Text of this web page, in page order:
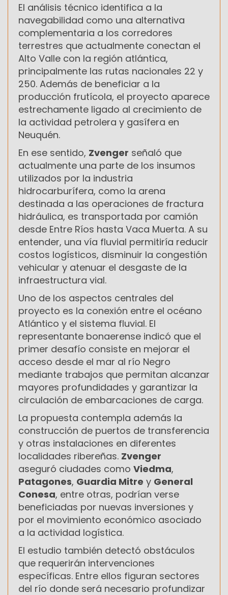
El análisis técnico identifica a la
navegabilidad como una alternativa
complementaria a los corredores
terrestres que actualmente conectan el
Alto Valle con la región atlántica,
principalmente las rutas nacionales 22 y
250. Además de beneficiar a la
producción frutícola, el proyecto aparece
estrechamente ligado al crecimiento de
la actividad petrolera y gasífera en
Neuquén.
En ese sentido, Zvenger señaló que
actualmente una parte de los insumos
utilizados por la industria
hidrocarburífera, como la arena
destinada a las operaciones de fractura
hidráulica, es transportada por camión
desde Entre Ríos hasta Vaca Muerta. A su
entender, una vía fluvial permitiría reducir
costos logísticos, disminuir la congestión
vehicular y atenuar el desgaste de la
infraestructura vial.
Uno de los aspectos centrales del
proyecto es la conexión entre el océano
Atlántico y el sistema fluvial. El
representante bonaerense indicó que el
primer desafío consiste en mejorar el
acceso desde el mar al río Negro
mediante trabajos que permitan alcanzar
mayores profundidades y garantizar la
circulación de embarcaciones de carga.
La propuesta contempla además la
construcción de puertos de transferencia
y otras instalaciones en diferentes
localidades ribereñas. Zvenger
aseguró ciudades como Viedma,
Patagones, Guardia Mitre y General
Conesa, entre otras, podrían verse
beneficiadas por nuevas inversiones y
por el movimiento económico asociado
a la actividad logística.
El estudio también detectó obstáculos
que requerirán intervenciones
específicas. Entre ellos figuran sectores
del río donde será necesario profundizar